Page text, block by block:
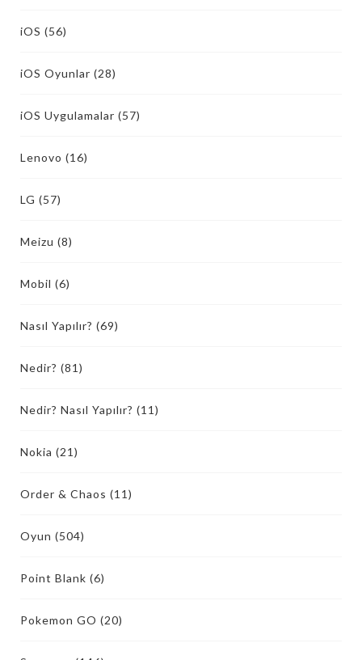
iOS (56)
iOS Oyunlar (28)
iOS Uygulamalar (57)
Lenovo (16)
LG (57)
Meizu (8)
Mobil (6)
Nasıl Yapılır? (69)
Nedir? (81)
Nedir? Nasıl Yapılır? (11)
Nokia (21)
Order & Chaos (11)
Oyun (504)
Point Blank (6)
Pokemon GO (20)